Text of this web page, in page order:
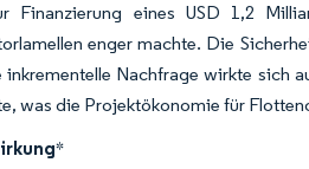
Finanzierung eines USD 1,2
enger machte. Die
Nachfrage wirkte sich
was die Projektökonomie für
*